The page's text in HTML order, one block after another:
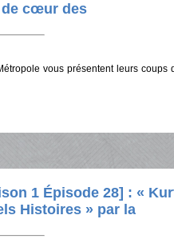
de cœur des
vous présentent leurs coups
1 Épisode 28] : «
Histoires » par la